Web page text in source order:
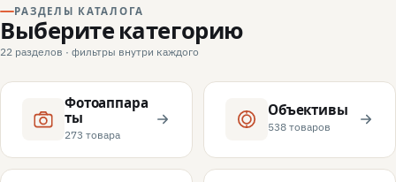
РАЗДЕЛЫ КАТАЛОГА
Выберите категорию
22 разделов · фильтры внутри каждого
Фотоаппара
ты
273 товара
Объективы
538 товаров